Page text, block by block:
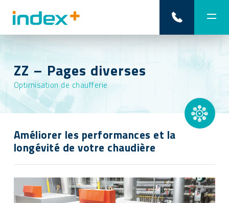
ZZ – Pages diverses
Optimisation de chaufferie
Améliorer les performances et la
longévité de votre chaudière